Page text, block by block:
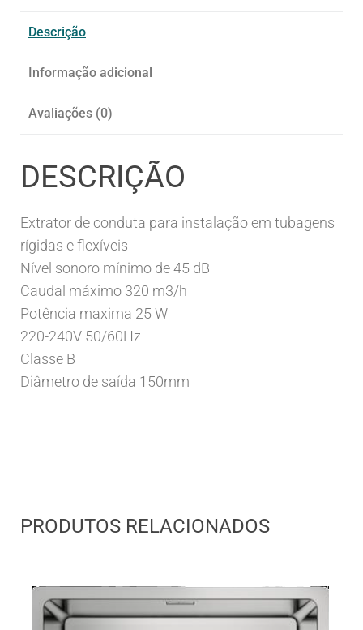
Descrição
Informação adicional
Avaliações (0)
DESCRIÇÃO
Extrator de conduta para instalação em tubagens
rígidas e flexíveis
Nível sonoro mínimo de 45 dB
Caudal máximo 320 m3/h
Potência maxima 25 W
220-240V 50/60Hz
Classe B
Diâmetro de saída 150mm
PRODUTOS RELACIONADOS